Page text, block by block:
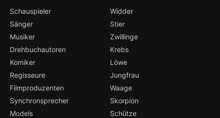
Schauspieler
Sänger
Musiker
Drehbuchautoren
Komiker
Regisseure
Filmproduzenten
Synchronsprecher
Models
Widder
Stier
Zwillinge
Krebs
Löwe
Jungfrau
Waage
Skorpion
Schütze